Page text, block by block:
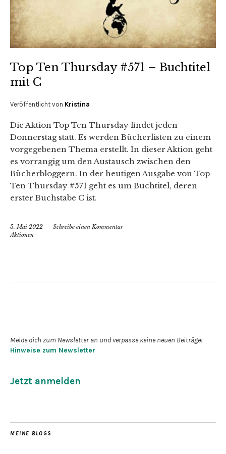
Top Ten Thursday #571 – Buchtitel
mit C
Veröffentlicht von Kristina
Die Aktion Top Ten Thursday findet jeden
Donnerstag statt. Es werden Bücherlisten zu einem
vorgegebenen Thema erstellt. In dieser Aktion geht
es vorrangig um den Austausch zwischen den
Bücherbloggern. In der heutigen Ausgabe von Top
Ten Thursday #571 geht es um Buchtitel, deren
erster Buchstabe C ist.
5. Mai 2022
Schreibe einen Kommentar
Aktionen
Melde dich zum Newsletter an und verpasse keine neuen Beiträge!
Hinweise zum Newsletter
Jetzt anmelden
MEINE BLOGS